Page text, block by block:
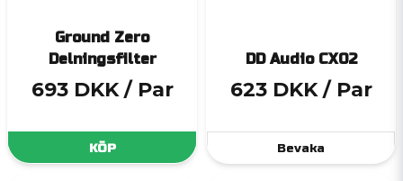
Ground Zero
Delningsfilter
693 DKK / Par
KÖP
DD Audio CX02
623 DKK / Par
Bevaka